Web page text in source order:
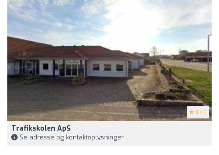
5 (4)
Trafikskolen ApS
Se adresse og kontaktoplysninger